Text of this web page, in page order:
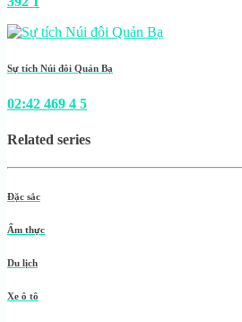
Sự tích Núi đôi Quản Bạ
02:42 469 4 5
Related series
Đặc sắc
Ẩm thực
Du lịch
Xe ô tô